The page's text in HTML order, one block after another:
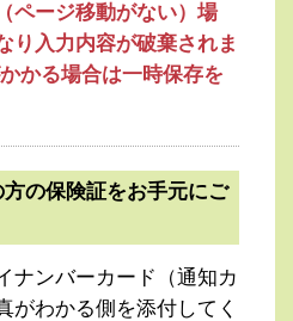
ページ移動がない）場
り入力内容が破棄されま
かる場合は一時保存を
の保険証をお手元にご
ナンバーカード（通知カ
がわかる側を添付してく